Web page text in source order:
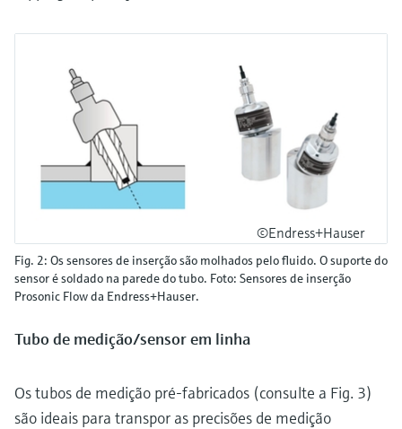
©Endress+Hauser
Fig. 2: Os sensores de inserção são molhados pelo fluido. O suporte do
sensor é soldado na parede do tubo. Foto: Sensores de inserção
Prosonic Flow da Endress+Hauser.
Tubo de medição/sensor em linha
Os tubos de medição pré-fabricados (consulte a Fig. 3)
são ideais para transpor as precisões de medição